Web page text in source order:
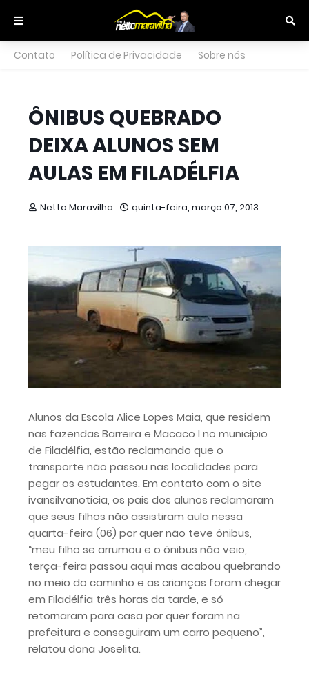
Contato Política de Privacidade Sobre nós
ÔNIBUS QUEBRADO
DEIXA ALUNOS SEM
AULAS EM FILADÉLFIA
Netto Maravilha quinta-feira, março 07, 2013
Alunos da Escola Alice Lopes Maia, que residem
nas fazendas Barreira e Macaco I no município
de Filadélfia, estão reclamando que o
transporte não passou nas localidades para
pegar os estudantes. Em contato com o site
ivansilvanoticia, os pais dos alunos reclamaram
que seus filhos não assistiram aula nessa
quarta-feira (06) por quer não teve ônibus,
“meu filho se arrumou e o ônibus não veio,
terça-feira passou aqui mas acabou quebrando
no meio do caminho e as crianças foram chegar
em Filadélfia três horas da tarde, e só
retornaram para casa por quer foram na
prefeitura e conseguiram um carro pequeno”,
relatou dona Joselita.